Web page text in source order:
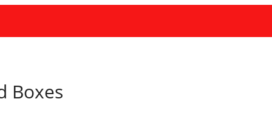
Boxes